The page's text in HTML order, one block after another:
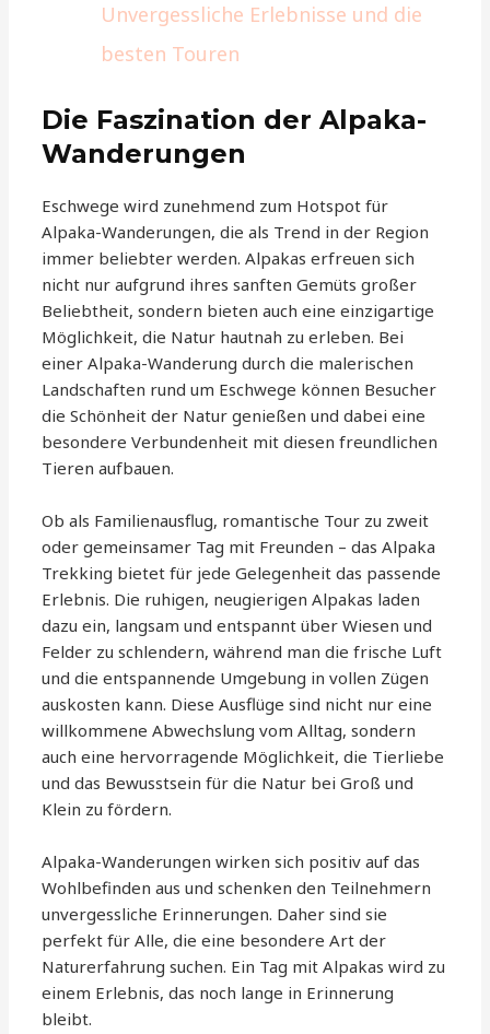
Unvergessliche Erlebnisse und die
besten Touren
Die Faszination der Alpaka-
Wanderungen
Eschwege wird zunehmend zum Hotspot für
Alpaka-Wanderungen, die als Trend in der Region
immer beliebter werden. Alpakas erfreuen sich
nicht nur aufgrund ihres sanften Gemüts großer
Beliebtheit, sondern bieten auch eine einzigartige
Möglichkeit, die Natur hautnah zu erleben. Bei
einer Alpaka-Wanderung durch die malerischen
Landschaften rund um Eschwege können Besucher
die Schönheit der Natur genießen und dabei eine
besondere Verbundenheit mit diesen freundlichen
Tieren aufbauen.
Ob als Familienausflug, romantische Tour zu zweit
oder gemeinsamer Tag mit Freunden – das Alpaka
Trekking bietet für jede Gelegenheit das passende
Erlebnis. Die ruhigen, neugierigen Alpakas laden
dazu ein, langsam und entspannt über Wiesen und
Felder zu schlendern, während man die frische Luft
und die entspannende Umgebung in vollen Zügen
auskosten kann. Diese Ausflüge sind nicht nur eine
willkommene Abwechslung vom Alltag, sondern
auch eine hervorragende Möglichkeit, die Tierliebe
und das Bewusstsein für die Natur bei Groß und
Klein zu fördern.
Alpaka-Wanderungen wirken sich positiv auf das
Wohlbefinden aus und schenken den Teilnehmern
unvergessliche Erinnerungen. Daher sind sie
perfekt für Alle, die eine besondere Art der
Naturerfahrung suchen. Ein Tag mit Alpakas wird zu
einem Erlebnis, das noch lange in Erinnerung
bleibt.